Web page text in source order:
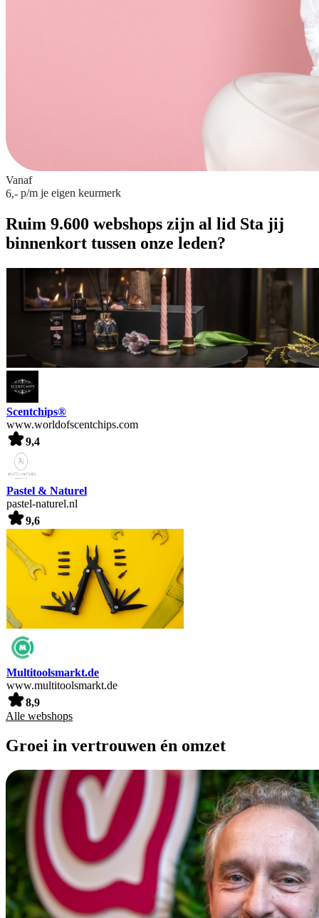
Vanaf
6,- p/m je eigen keurmerk
Ruim 9.600 webshops zijn al lid Sta jij
binnenkort tussen onze leden?
Scentchips®
www.worldofscentchips.com
9,4
Pastel & Naturel
pastel-naturel.nl
9,6
Multitoolsmarkt.de
www.multitoolsmarkt.de
8,9
Alle webshops
Groei in vertrouwen én omzet